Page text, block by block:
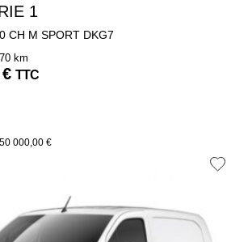
1
CH M SPORT DKG7
km
€ TTC
000,00 €